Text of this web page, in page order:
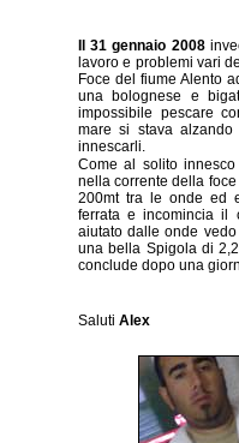
Il 31 gennaio 2008
lavoro e problemi vari
Foce del fiume Alento
una bolognese e
impossibile pescare
mare si stava
innescarli.
Come al solito
nella corrente della
200mt tra le onde ed
ferrata e incomincia il
aiutato dalle onde
una bella Spigola di
conclude dopo una
Saluti Alex